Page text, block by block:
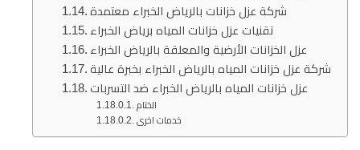
شركة عزل خزانات بالرياض الخبراء معتمدة
تقنيات عزل خزانات المياه برياض الخبراء
عزل الخزانات الأرضية والمعلقة بالرياض الخبراء
شركة عزل خزانات المياه بالرياض الخبراء بخبرة عالية
عزل خزانات المياه بالرياض الخبراء ضد التسربات
الختام
خدمات اخرى